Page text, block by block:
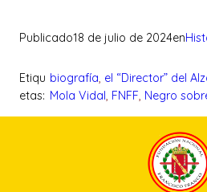
Publicado18 de julio de 2024en
Etiqu
etas:
biografía, el “Director” del
Mola Vidal, FNFF, Negro